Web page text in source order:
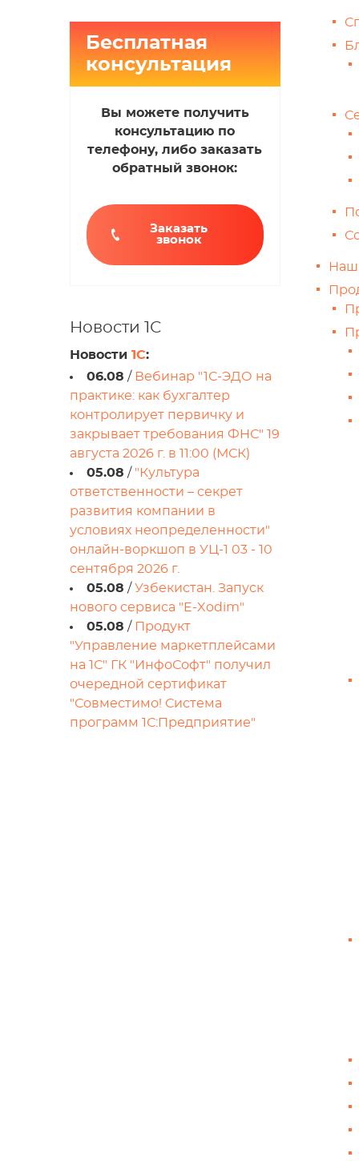
Бесплатная
консультация
Вы можете получить
консультацию по
телефону, либо заказать
обратный звонок:
Заказать
звонок
Новости 1С
Новости 1С:
06.08 / Вебинар "1С-ЭДО на
практике: как бухгалтер
контролирует первичку и
закрывает требования ФНС" 19
августа 2026 г. в 11:00 (МСК)
05.08 / "Культура
ответственности – секрет
развития компании в
условиях неопределенности"
онлайн-воркшоп в УЦ-1 03 - 10
сентября 2026 г.
05.08 / Узбекистан. Запуск
нового сервиса "E-Xodim"
05.08 / Продукт
"Управление маркетплейсами
на 1С" ГК "ИнфоСофт" получил
очередной сертификат
"Совместимо! Система
программ 1С:Предприятие"